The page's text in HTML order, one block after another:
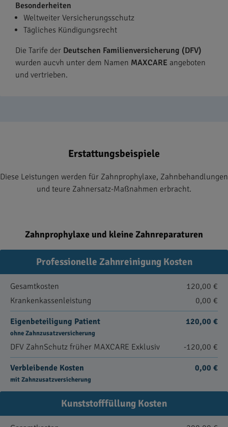
Besonderheiten
Weltweiter Versicherungsschutz
Tägliches Kündigungsrecht
Die Tarife der Deutschen Familienversicherung (DFV)
wurden aucvh unter dem Namen MAXCARE angeboten
und vertrieben.
Erstattungsbeispiele
Diese Leistungen werden für Zahnprophylaxe, Zahnbehandlungen
und teure Zahnersatz-Maßnahmen erbracht.
Zahnprophylaxe und kleine Zahnreparaturen
Professionelle Zahnreinigung Kosten
Gesamtkosten
120,00 €
Krankenkassenleistung
0,00 €
Eigenbeteiligung Patient
ohne Zahnzusatzversicherung
120,00 €
DFV ZahnSchutz früher MAXCARE Exklusiv -120,00 €
Verbleibende Kosten
mit Zahnzusatzversicherung
0,00 €
Kunststofffüllung Kosten